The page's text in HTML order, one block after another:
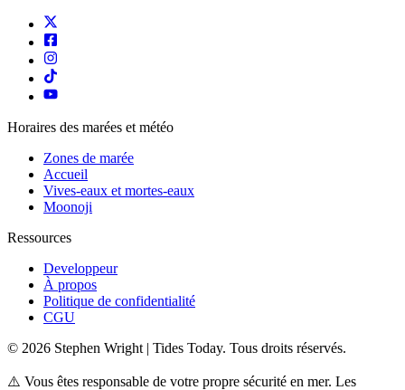
Horaires des marées et météo
Zones de marée
Accueil
Vives-eaux et mortes-eaux
Moonoji
Ressources
Developpeur
À propos
Politique de confidentialité
CGU
© 2026 Stephen Wright | Tides Today. Tous droits réservés.
⚠️ Vous êtes responsable de votre propre sécurité en mer. Les